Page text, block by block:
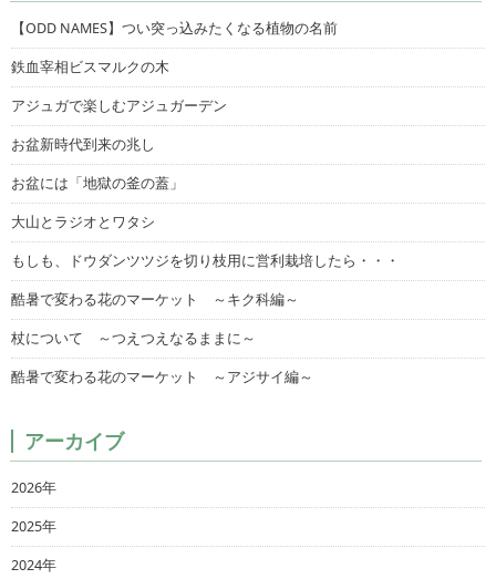
【ODD NAMES】つい突っ込みたくなる植物の名前
鉄血宰相ビスマルクの木
アジュガで楽しむアジュガーデン
お盆新時代到来の兆し
お盆には「地獄の釜の蓋」
大山とラジオとワタシ
もしも、ドウダンツツジを切り枝用に営利栽培したら・・・
酷暑で変わる花のマーケット ～キク科編～
杖について ～つえつえなるままに～
酷暑で変わる花のマーケット ～アジサイ編～
アーカイブ
2026年
2025年
2024年